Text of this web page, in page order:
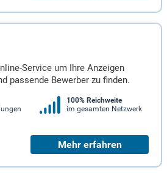
Service um Ihre Anzeigen
passende Bewerber zu finden.
100% Reichweite
im gesamten Netzwerk
Mehr erfahren